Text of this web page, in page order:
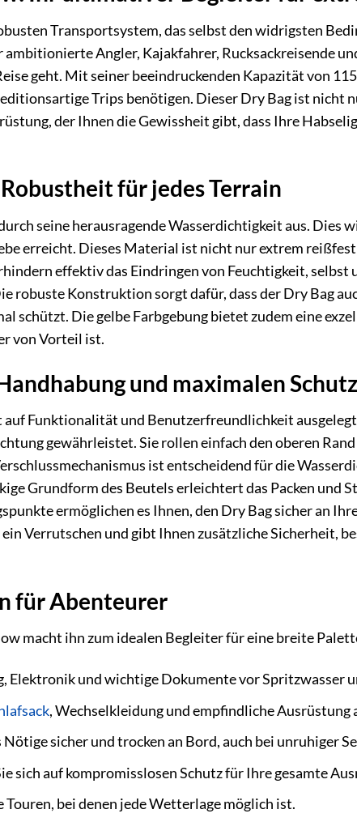
Transportsystem, das selbst den widrigsten
Angler, Kajakfahrer, Rucksackreisende
geht. Mit seiner beeindruckenden Kapazität von
Trips benötigen. Dieser Dry Bag ist nicht
der Ihnen die Gewissheit gibt, dass Ihre
für jedes Terrain
seine herausragende Wasserdichtigkeit aus. Dies
erreicht. Dieses Material ist nicht nur extrem
effektiv das Eindringen von Feuchtigkeit, selbst
robuste Konstruktion sorgt dafür, dass der Dry Bag
schützt. Die gelbe Farbgebung bietet zudem eine
von Vorteil ist.
und maximalen Schutz
auf Funktionalität und Benutzerfreundlichkeit
gewährleistet. Sie rollen einfach den oberen
ist entscheidend für die
Grundform des Beutels erleichtert das Packen und
ermöglichen es Ihnen, den Dry Bag sicher an
Verrutschen und gibt Ihnen zusätzliche Sicherheit,
für Abenteurer
macht ihn zum idealen Begleiter für eine breite
Elektronik und wichtige Dokumente vor Spritzwasser
, Wechselkleidung und empfindliche Ausrüstung
sicher und trocken an Bord, auch bei unruhiger
sich auf kompromisslosen Schutz für Ihre gesamte
bei denen jede Wetterlage möglich ist.